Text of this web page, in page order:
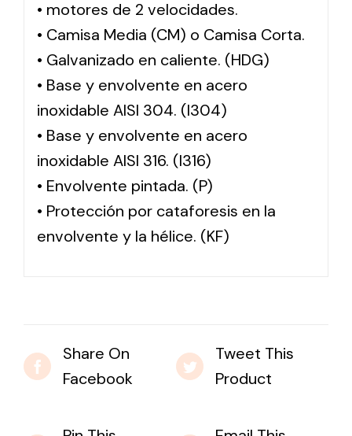
• motores de 2 velocidades.
• Camisa Media (CM) o Camisa Corta.
• Galvanizado en caliente. (HDG)
• Base y envolvente en acero
inoxidable AISI 304. (I304)
• Base y envolvente en acero
inoxidable AISI 316. (I316)
• Envolvente pintada. (P)
• Protección por cataforesis en la
envolvente y la hélice. (KF)
Share On
Facebook
Tweet This
Product